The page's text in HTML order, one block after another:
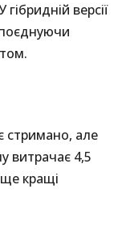
версії
стримано, але
витрачає 4,5
кращі